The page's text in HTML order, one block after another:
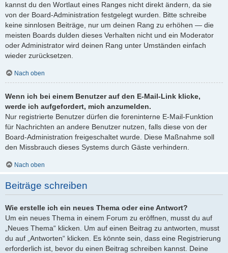
kannst du den Wortlaut eines Ranges nicht direkt ändern, da sie
von der Board-Administration festgelegt wurden. Bitte schreibe
keine sinnlosen Beiträge, nur um deinen Rang zu erhöhen — die
meisten Boards dulden dieses Verhalten nicht und ein Moderator
oder Administrator wird deinen Rang unter Umständen einfach
wieder zurücksetzen.
Nach oben
Wenn ich bei einem Benutzer auf den E-Mail-Link klicke,
werde ich aufgefordert, mich anzumelden.
Nur registrierte Benutzer dürfen die foreninterne E-Mail-Funktion
für Nachrichten an andere Benutzer nutzen, falls diese von der
Board-Administration freigeschaltet wurde. Diese Maßnahme soll
den Missbrauch dieses Systems durch Gäste verhindern.
Nach oben
Beiträge schreiben
Wie erstelle ich ein neues Thema oder eine Antwort?
Um ein neues Thema in einem Forum zu eröffnen, musst du auf
„Neues Thema“ klicken. Um auf einen Beitrag zu antworten, musst
du auf „Antworten“ klicken. Es könnte sein, dass eine Registrierung
erforderlich ist, bevor du einen Beitrag schreiben kannst. Deine